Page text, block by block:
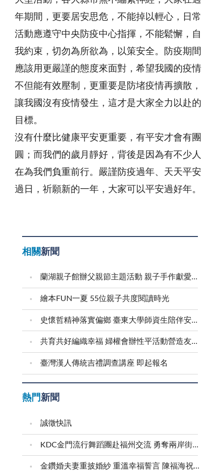
年期間，更要居安思危，不能掉以輕心，日常
活動應遵守中央防疫中心指揮，不能鬆懈，自
我約束，切勿為所欲為，以策安全。防疫期間
應該用更嚴謹的態度來面對，希望我國的疫情
不但能有效壓制，更重要是防堵疫情再擴散，
讓我國沒有疫情發生，這才是大家全力以赴的
目標。
沒有什麼比健康平安更重要，有平安才會有團
圓；而我們的歲月靜好，背後是因為有不少人
在為我們負重前行。嚴謹防疫過年、天天平安
過日，祈願新的一年，大家可以平安過好年。
相關新聞
蘭湖親子館辦父親節主題活動 親子手作獻愛爸爸
繪本FUN一夏 55位親子共度閱讀時光
史懷哲精神落實偏鄉 臺東大學師資生陪伴安瀾學子成長
共育共好編織幸福 婦權會辦性平活動營造友善家庭
臺灣漢人傳統吉禮調查講座 即起報名
熱門新聞
誠徵快訊
KDC金門流行舞蹈團赴福州交流 勇奪兩岸街舞賽三等獎
金鑽婚夫妻重披婚紗 重溫幸福誓言 陳福海祝福牽手半世紀 情深相守成典範